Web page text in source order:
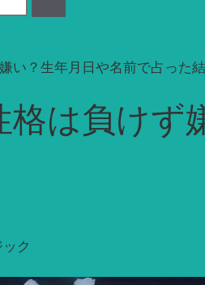
い？生年月日や名前で占った
は負けず
ク